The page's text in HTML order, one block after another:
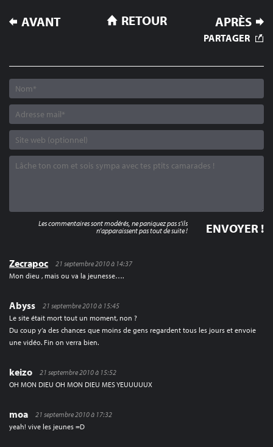
NAVIGATION
DE
AVANT APRÈS
RETOUR
PARTAGER
Zecrapoc
21 septembre 2010 à 14:37
Mon dieu , mais ou va la jeunesse….
Abyss
21 septembre 2010 à 15:45
Le site était mort tout un moment, non ?
Du coup y’a des chances que moins de gens regardent tous les jours et envoie
une vidéo. Fin on verra bien.
keizo
21 septembre 2010 à 15:52
OH MON DIEU OH MON DIEU MES YEUUUUUX
moa
21 septembre 2010 à 17:32
yeah! vive les jeunes =D
Les commentaires sont modérés, ne paniquez pas s'ils
n'apparaissent pas tout de suite !